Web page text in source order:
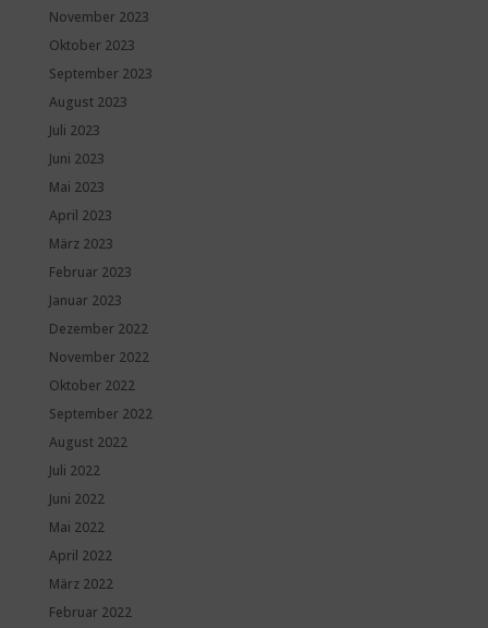
November 2023
Oktober 2023
September 2023
August 2023
Juli 2023
Juni 2023
Mai 2023
April 2023
März 2023
Februar 2023
Januar 2023
Dezember 2022
November 2022
Oktober 2022
September 2022
August 2022
Juli 2022
Juni 2022
Mai 2022
April 2022
März 2022
Februar 2022